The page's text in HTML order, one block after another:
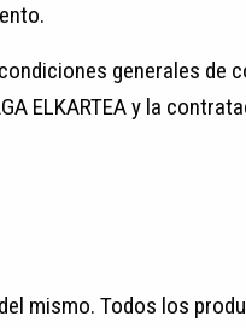
generales de
ELKARTEA y la
mismo. Todos los